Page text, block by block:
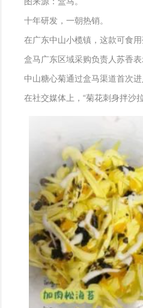
十年研发，一朝热销。
在广东中山小榄镇，这款可食
盒马广东区域采购负责人苏香
中山糖心菊通过盒马渠道首次
在社交媒体上，“菊花刺身拌沙